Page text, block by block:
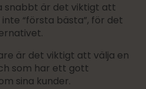
snabbt är det viktigt att
“första bästa”, för det
är det viktigt att välja en
som har ett gott
sina kunder.